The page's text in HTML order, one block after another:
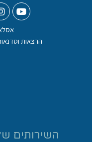
הרצאות
השירותים